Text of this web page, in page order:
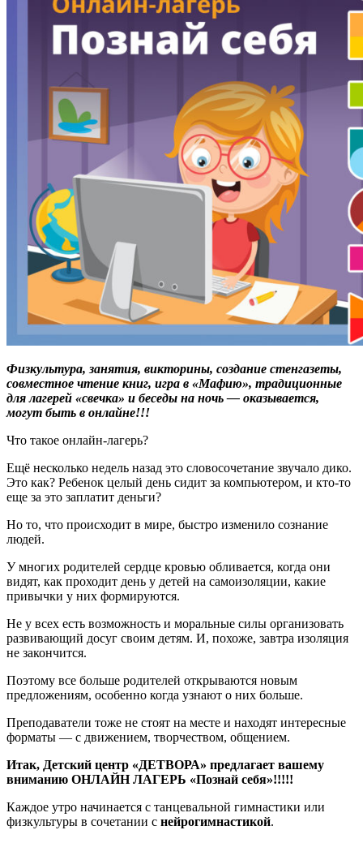
Физкультура, занятия, викторины, создание стенгазеты,
совместное чтение книг, игра в «Мафию», традиционные
для лагерей «свечка» и беседы на ночь — оказывается,
могут быть в онлайне!!!
Что такое онлайн-лагерь?
Ещё несколько недель назад это словосочетание звучало дико.
Это как? Ребенок целый день сидит за компьютером, и кто-то
еще за это заплатит деньги?
Но то, что происходит в мире, быстро изменило сознание
людей.
У многих родителей сердце кровью обливается, когда они
видят, как проходит день у детей на самоизоляции, какие
привычки у них формируются.
Не у всех есть возможность и моральные силы организовать
развивающий досуг своим детям. И, похоже, завтра изоляция
не закончится.
Поэтому все больше родителей открываются новым
предложениям, особенно когда узнают о них больше.
Преподаватели тоже не стоят на месте и находят интересные
форматы — с движением, творчеством, общением.
Итак, Детский центр «ДЕТВОРА» предлагает вашему
вниманию ОНЛАЙН ЛАГЕРЬ «Познай себя»!!!!!
Каждое утро начинается с танцевальной гимнастики или
физкультуры в сочетании с нейрогимнастикой.